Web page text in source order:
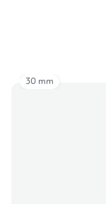
30 mm